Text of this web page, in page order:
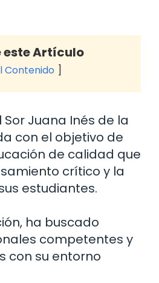
este Artículo
Contenido
Sor Juana Inés de la
con el objetivo de
de calidad que
crítico y la
estudiantes.
ha buscado
competentes y
con su entorno